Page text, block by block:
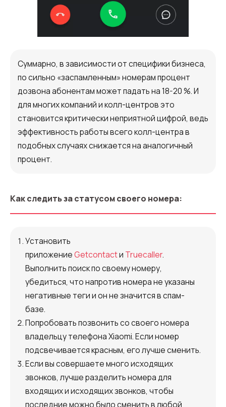
Суммарно, в зависимости от специфики бизнеса,
по сильно «заспамленным» номерам процент
дозвона абонентам может падать на 18-20 %. И
для многих компаний и колл-центров это
становится критически неприятной цифрой, ведь
эффективность работы всего колл-центра в
подобных случаях снижается на аналогичный
процент.
Как следить за статусом своего номера:
Установить
приложениеGetcontactи Truecaller.
Выполнить поиск по своему номеру,
убедиться, что напротив номера не указаны
негативные теги и он не значится в спам-
базе.
Попробовать позвонить со своего номера
владельцу телефона Xiaomi. Если номер
подсвечивается красным, его лучше сменить.
Если вы совершаете много исходящих
звонков, лучше разделить номера для
входящих и исходящих звонков, чтобы
последние можно было сменить в любой